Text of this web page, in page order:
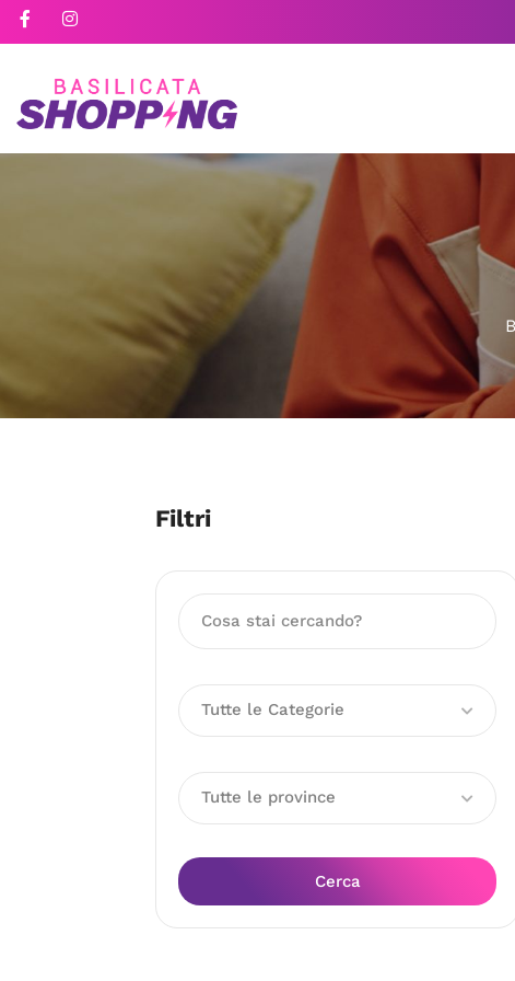
Filtri
Tutte le Categorie
Tutte le province
Cerca